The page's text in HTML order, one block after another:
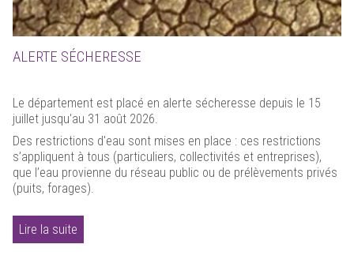
ALERTE SÉCHERESSE
Le département est placé en alerte sécheresse depuis le 15
juillet jusqu'au 31 août 2026.
Des restrictions d'eau sont mises en place : ces restrictions
s’appliquent à tous (particuliers, collectivités et entreprises),
que l’eau provienne du réseau public ou de prélèvements privés
(puits, forages).
Lire la suite